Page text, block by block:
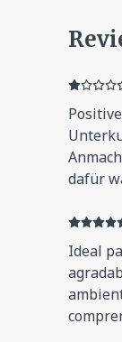
dafür
durch
Ideal